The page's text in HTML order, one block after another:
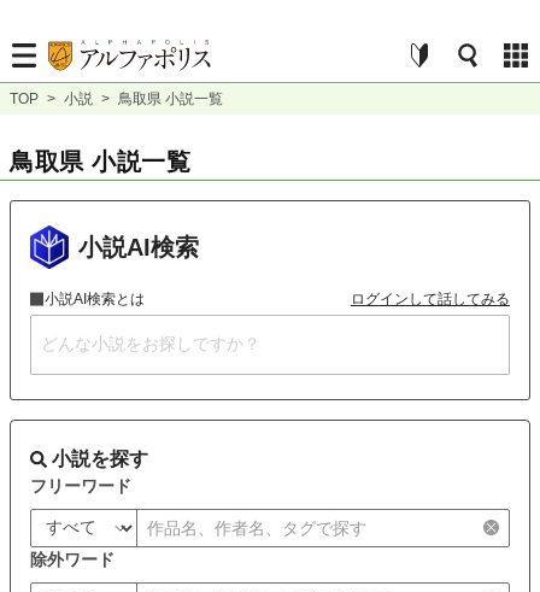
TOP > 小説 > 鳥取県 小説一覧
鳥取県 小説一覧
小説AI検索
小説AI検索とは ログインして話してみる
小説を探す
フリーワード
除外ワード